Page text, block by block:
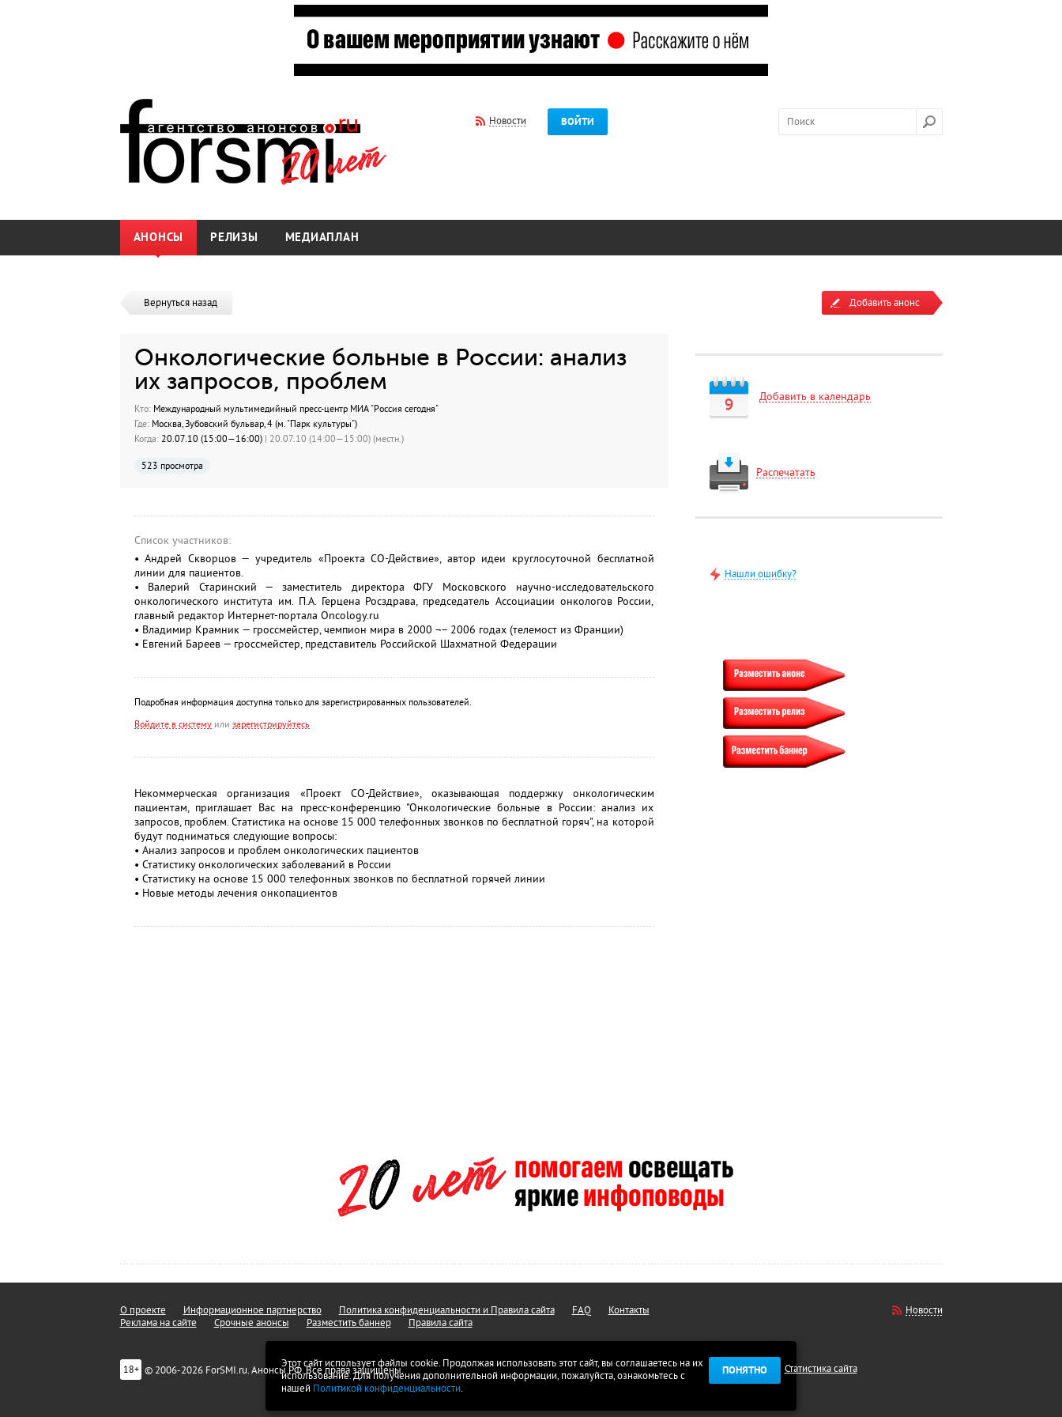
Новости ВОЙТИ
АНОНСЫ РЕЛИЗЫ МЕДИАПЛАН
Вернуться назад
Онкологические больные в России: анализ
их запросов, проблем
Кто:Международный мультимедийный пресс-центр МИА "Россия сегодня"
Где:Москва, Зубовский бульвар, 4 (м. "Парк культуры")
Когда:20.07.10 (15:00—16:00) | 20.07.10 (14:00—15:00) (местн.)
523 просмотра
Список участников:
• Андрей Скворцов — учредитель «Проекта СО-Действие», автор идеи круглосуточной бесплатной
линии для пациентов.
• Валерий Старинский — заместитель директора ФГУ Московского научно-исследовательского
онкологического института им. П.А. Герцена Росздрава, председатель Ассоциации онкологов России,
главный редактор Интернет-портала Oncology.ru
• Владимир Крамник — гроссмейстер, чемпион мира в 2000 ¬– 2006 годах (телемост из Франции)
• Евгений Бареев — гроссмейстер, представитель Российской Шахматной Федерации
Подробная информация доступна только для зарегистрированных пользователей.
Войдите в системуили зарегистрируйтесь
Некоммерческая организация «Проект СО-Действие», оказывающая поддержку онкологическим
пациентам, приглашает Вас на пресс-конференцию "Онкологические больные в России: анализ их
запросов, проблем. Статистика на основе 15 000 телефонных звонков по бесплатной горяч", на которой
будут подниматься следующие вопросы:
• Анализ запросов и проблем онкологических пациентов
• Статистику онкологических заболеваний в России
• Статистику на основе 15 000 телефонных звонков по бесплатной горячей линии
• Новые методы лечения онкопациентов
Добавить анонс
9 Добавить в календарь
Распечатать
Нашли ошибку?
Этот сайт использует файлы cookie. Продолжая использовать этот сайт, вы соглашаетесь на их
использование. Для получения дополнительной информации, пожалуйста, ознакомьтесь с
нашей Политикой конфиденциальности.
ПОНЯТНО
О проекте Информационное партнерство Политика конфиденциальности и Правила сайта FAQ
Контакты
Реклама на сайте
Срочные анонсы Разместить баннер Правила сайта
18+ © 2006-2026 ForSMI.ru. Анонсы.РФ. Все права защищены.
Новости
Статистика сайта